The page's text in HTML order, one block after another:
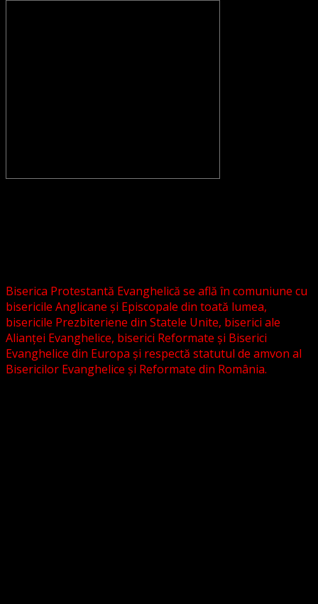
Biserica Protestantă Evanghelică se află în comuniune cu
bisericile Anglicane și Episcopale din toată lumea,
bisericile Prezbiteriene din Statele Unite, biserici ale
Alianței Evanghelice, biserici Reformate și Biserici
Evanghelice din Europa și respectă statutul de amvon al
Bisericilor Evanghelice și Reformate din România.